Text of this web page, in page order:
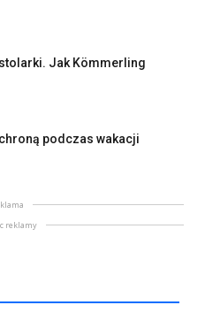
Jak Kömmerling
podczas wakacji
reklamy